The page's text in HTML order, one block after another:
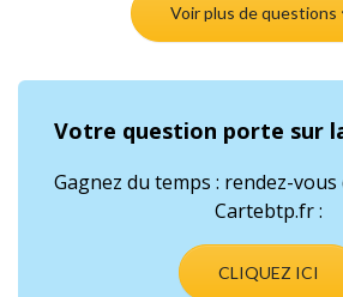
Voir plus de questions
Votre question porte sur
Gagnez du temps : rendez-
Cartebtp.fr :
CLIQUEZ ICI